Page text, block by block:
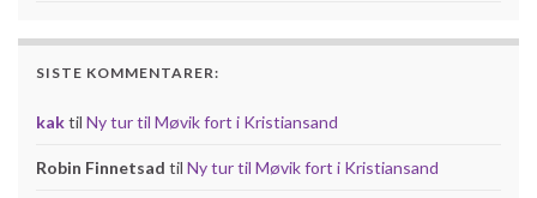
SISTE KOMMENTARER:
kaktil Ny tur til Møvik fort i Kristiansand
Robin Finnetsad til Ny tur til Møvik fort i Kristiansand